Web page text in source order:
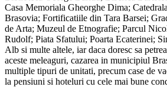
Casa Memoriala Gheorghe Dima;
Brasovia; Fortificatiile din Tara Barsei;
de Arta; Muzeul de Etnografie; Parcul
Rudolf; Piata Sfatului; Poarta Ecaterinei;
Alb si multe altele, iar daca doresc sa
aceste meleaguri, cazarea in municipiul
multiple tipuri de unitati, precum case de
la pensiuni si hoteluri cu cele mai bune